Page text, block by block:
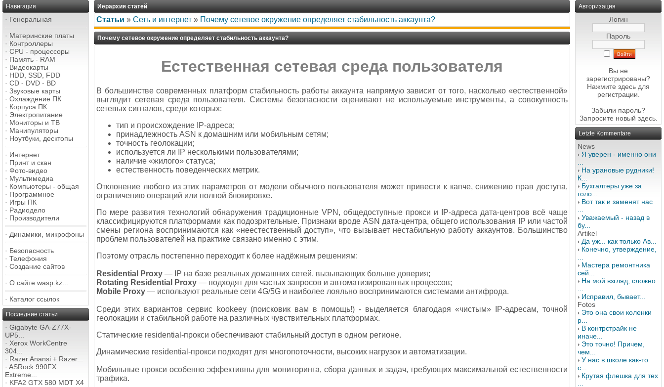
Навигация
· Генеральная
· Материнские платы
· Контроллеры
· CPU - процессоры
· Память - RAM
· Видеокарты
· HDD, SSD, FDD
· CD - DVD - BD
· Звуковые карты
· Охлаждение ПК
· Корпуса ПК
· Электропитание
· Мониторы и ТВ
· Манипуляторы
· Ноутбуки, десктопы
· Интернет
· Принт и скан
· Фото-видео
· Мультимедиа
· Компьютеры - общая
· Программное
· Игры ПК
· Радиодело
· Производители
· Динамики, микрофоны
· Безопасность
· Телефония
· Создание сайтов
· О сайте wasp.kz...
· Каталог ссылок
Последние статьи
· Gigabyte GA-Z77X-
UP5...
· Xerox WorkCentre
304...
· Razer Anansi + Razer...
· ASRock 990FX
Extreme...
· KFA2 GTX 580 MDT X4
Иерархия статей
Статьи » Сеть и интернет » Почему сетевое окружение определяет стабильность аккаунта?
Почему сетевое окружение определяет стабильность аккаунта?
Естественная сетевая среда пользователя
В большинстве современных платформ стабильность работы аккаунта напрямую зависит от того, насколько «естественной»
выглядит сетевая среда пользователя. Системы безопасности оценивают не используемые инструменты, а совокупность
сетевых сигналов, среди которых:
тип и происхождение IP-адреса;
принадлежность ASN к домашним или мобильным сетям;
точность геолокации;
используется ли IP несколькими пользователями;
наличие «жилого» статуса;
естественность поведенческих метрик.
Отклонение любого из этих параметров от модели обычного пользователя может привести к капче, снижению прав доступа,
ограничению операций или полной блокировке.
По мере развития технологий обнаружения традиционные VPN, общедоступные прокси и IP-адреса дата-центров всё чаще
классифицируются платформами как подозрительные. Признаки вроде ASN дата-центра, общего использования IP или частой
смены региона воспринимаются как «неестественный доступ», что вызывает нестабильную работу аккаунтов. Большинство
проблем пользователей на практике связано именно с этим.
Поэтому отрасль постепенно переходит к более надёжным решениям:
Residential Proxy — IP на базе реальных домашних сетей, вызывающих больше доверия;
Rotating Residential Proxy — подходят для частых запросов и автоматизированных процессов;
Mobile Proxy — используют реальные сети 4G/5G и наиболее лояльно воспринимаются системами антифрода.
Среди этих вариантов сервис kookeey (поисковик вам в помощь!) - выделяется благодаря «чистым» IP-адресам, точной
геолокации и стабильной работе на различных чувствительных платформах.
Статические residential-прокси обеспечивают стабильный доступ в одном регионе.
Динамические residential-прокси подходят для многопоточности, высоких нагрузок и автоматизации.
Мобильные прокси особенно эффективны для мониторинга, сбора данных и задач, требующих максимальной естественности
трафика.
Авторизация
Логин
Пароль
Вы не
зарегистрированы?
Нажмите здесь для
регистрации.
Забыли пароль?
Запросите новый здесь.
Letzte Kommentare
News
Я уверен - именно они
На урановые рудники!
К...
Бухгалтеры уже за
голо...
Вот так и заменят нас
Уважаемый - назад в
бу...
Artikel
Да уж... как только Ав...
Конечно, утверждение,
Мастера ремонтника
сей...
На мой взгляд, сложно
Исправил, бывает...
Fotos
Это она свои коленки
р...
В контрстрайк не
иначе...
Это точно! Причем,
чем...
У нас в школе как-то
с...
Крутая флешка для тех